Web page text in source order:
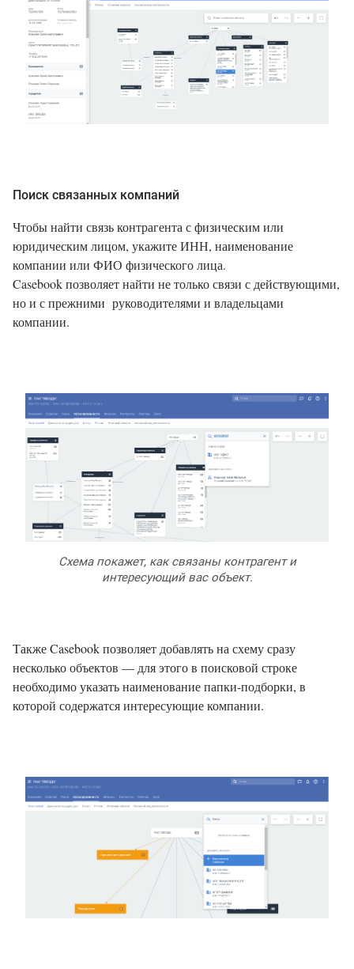
Поиск связанных компаний
Чтобы найти связь контрагента с физическим или
юридическим лицом, укажите ИНН, наименование
компании или ФИО физического лица.
Casebook позволяет найти не только связи с действующими,
но и с прежними руководителями и владельцами
компании.
Схема покажет, как связаны контрагент и
интересующий вас объект.
Также Casebook позволяет добавлять на схему сразу
несколько объектов — для этого в поисковой строке
необходимо указать наименование папки-подборки, в
которой содержатся интересующие компании.